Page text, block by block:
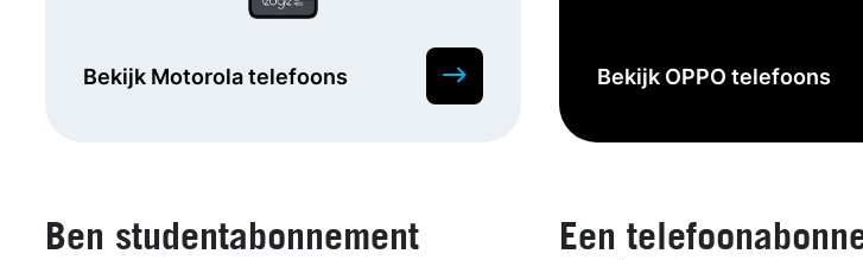
Bekijk Motorola telefoons Bekijk OPPO telefoons
Ben studentabonnement
Een